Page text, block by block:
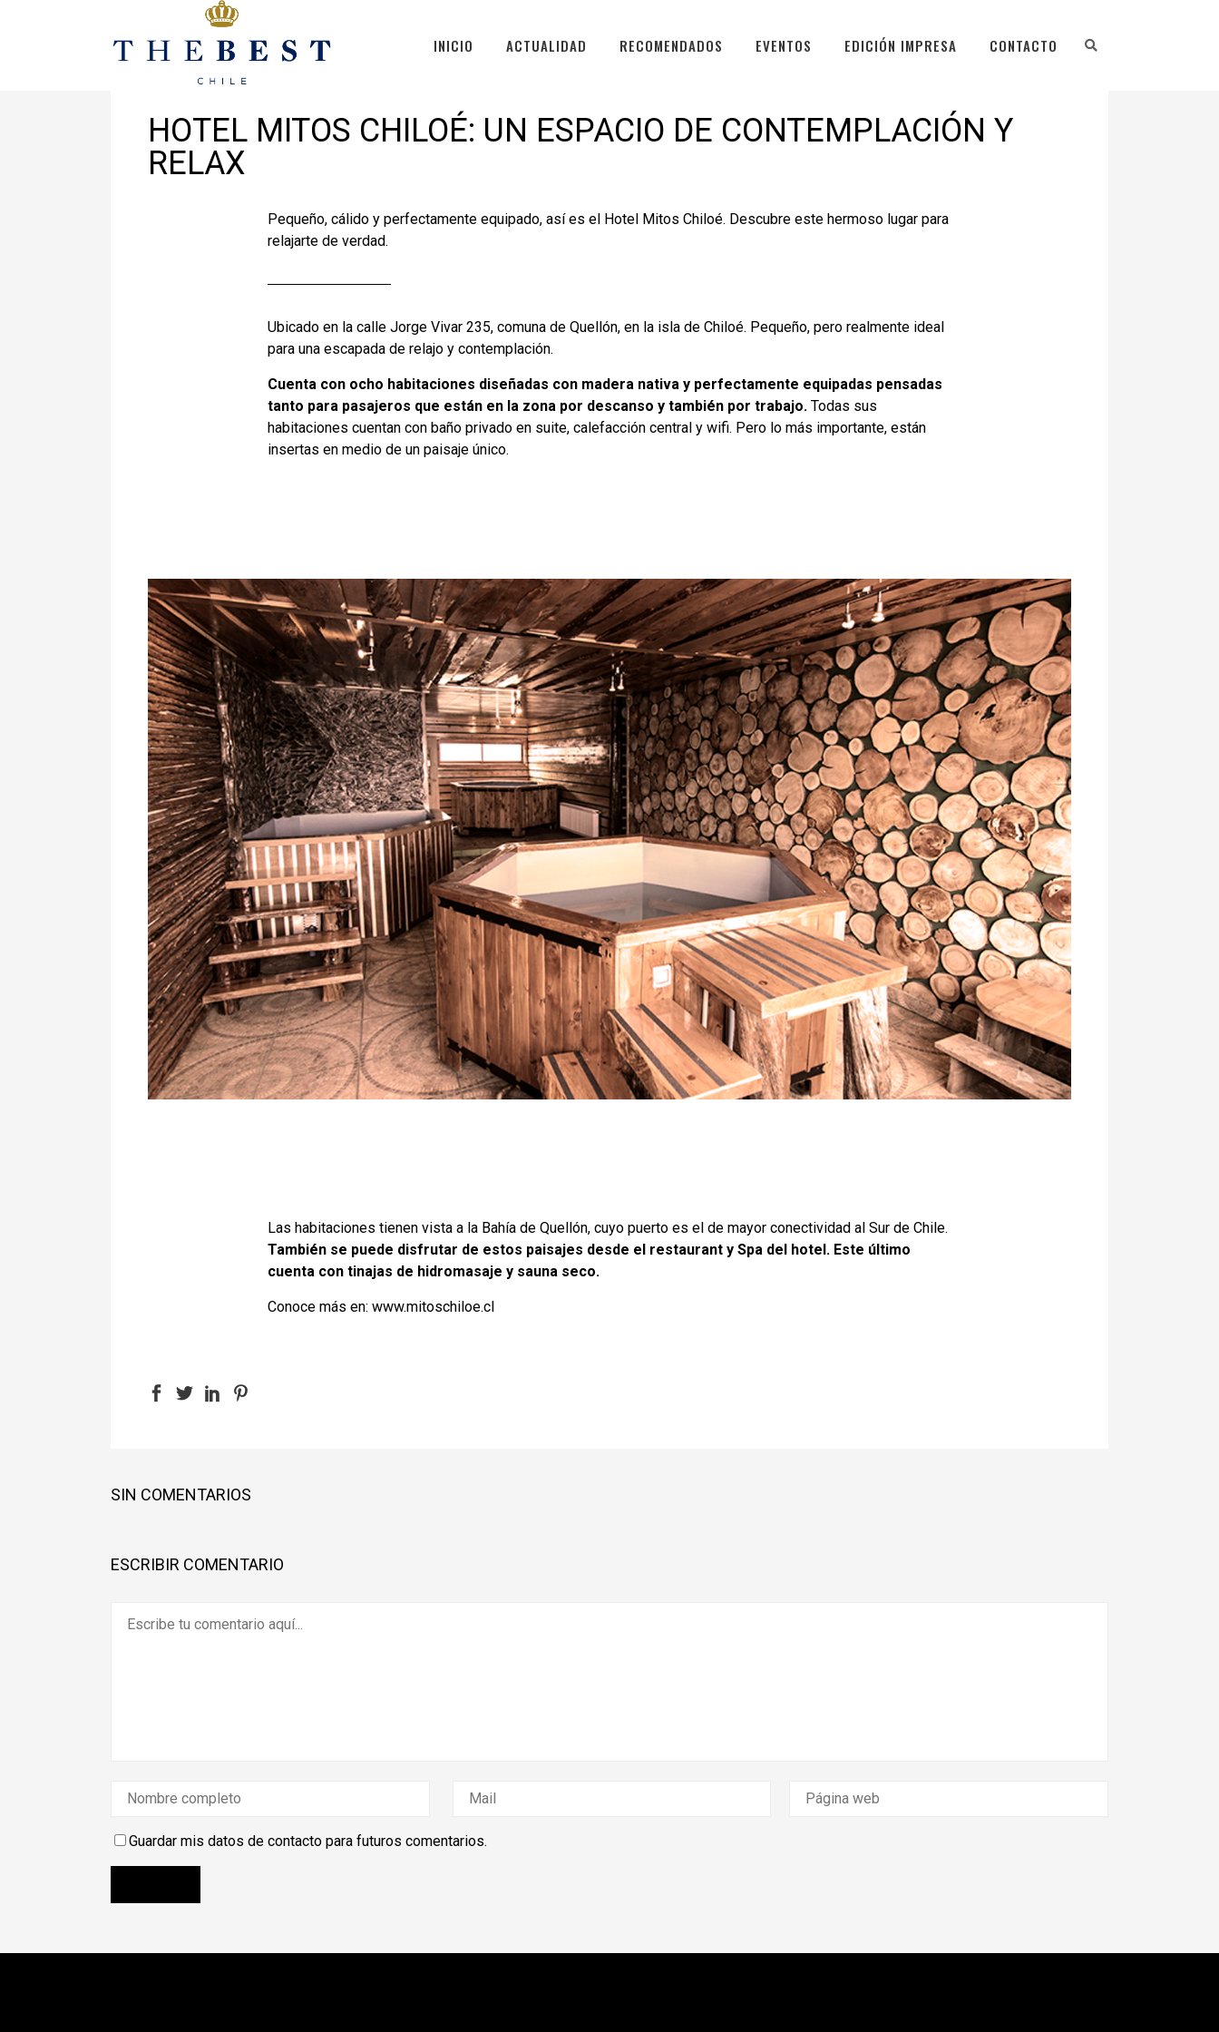
INICIO ACTUALIDAD RECOMENDADOS EVENTOS EDICIÓN IMPRESA CONTACTO
Noviembre 22, 2021
HOTEL MITOS CHILOÉ: UN ESPACIO DE CONTEMPLACIÓN Y
RELAX
Pequeño, cálido y perfectamente equipado, así es el Hotel Mitos Chiloé. Descubre este hermoso lugar para
relajarte de verdad.
Ubicado en la calle Jorge Vivar 235, comuna de Quellón, en la isla de Chiloé. Pequeño, pero realmente ideal
para una escapada de relajo y contemplación.
Cuenta con ocho habitaciones diseñadas con madera nativa y perfectamente equipadas pensadas
tanto para pasajeros que están en la zona por descanso y también por trabajo. Todas sus
habitaciones cuentan con baño privado en suite, calefacción central y wifi. Pero lo más importante, están
insertas en medio de un paisaje único.
Las habitaciones tienen vista a la Bahía de Quellón, cuyo puerto es el de mayor conectividad al Sur de Chile.
También se puede disfrutar de estos paisajes desde el restaurant y Spa del hotel. Este último
cuenta con tinajas de hidromasaje y sauna seco.
Conoce más en:www.mitoschiloe.cl
SIN COMENTARIOS
ESCRIBIR COMENTARIO
Guardar mis datos de contacto para futuros comentarios.